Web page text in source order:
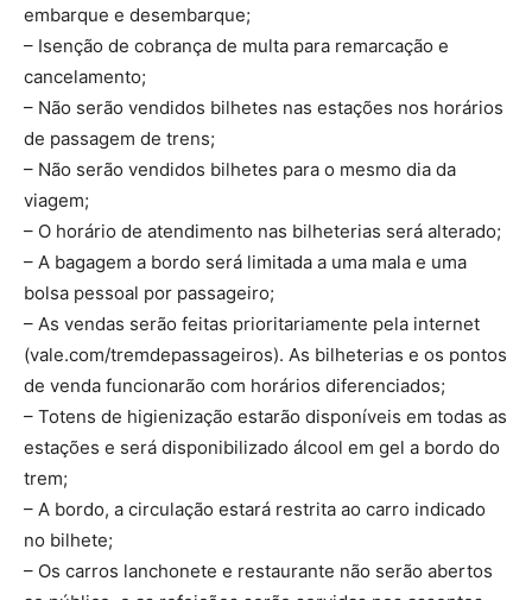
embarque e desembarque;
– Isenção de cobrança de multa para remarcação e
cancelamento;
– Não serão vendidos bilhetes nas estações nos horários
de passagem de trens;
– Não serão vendidos bilhetes para o mesmo dia da
viagem;
– O horário de atendimento nas bilheterias será alterado;
– A bagagem a bordo será limitada a uma mala e uma
bolsa pessoal por passageiro;
– As vendas serão feitas prioritariamente pela internet
(vale.com/tremdepassageiros). As bilheterias e os pontos
de venda funcionarão com horários diferenciados;
– Totens de higienização estarão disponíveis em todas as
estações e será disponibilizado álcool em gel a bordo do
trem;
– A bordo, a circulação estará restrita ao carro indicado
no bilhete;
– Os carros lanchonete e restaurante não serão abertos